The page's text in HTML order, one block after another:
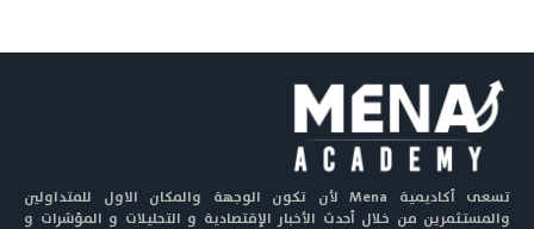
تسعى أكاديمية Mena لأن تكون الوجهة والمكان الاول للمتداولين
والمستثمرين من خلال أحدث الأخبار الإقتصادية و التحليلات و المؤشرات و